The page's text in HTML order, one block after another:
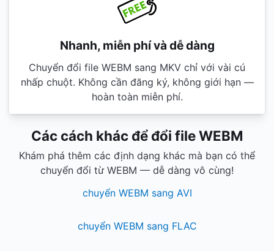
Nhanh, miễn phí và dễ dàng
Chuyển đổi file WEBM sang MKV chỉ với vài cú
nhấp chuột. Không cần đăng ký, không giới hạn —
hoàn toàn miễn phí.
Các cách khác để đổi file WEBM
Khám phá thêm các định dạng khác mà bạn có thể
chuyển đổi từ WEBM — dễ dàng vô cùng!
chuyển WEBM sang AVI
chuyển WEBM sang FLAC